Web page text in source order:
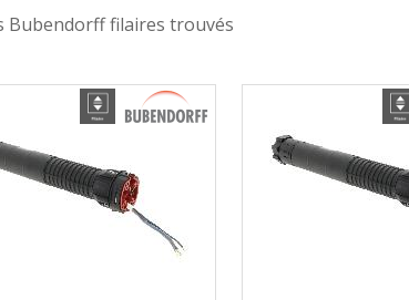
Bubendorff filaires trouvés